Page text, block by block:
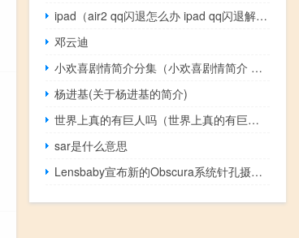
ipad（air2 qq闪退怎么办 ipad qq闪退解决方法）
邓云迪
小欢喜剧情简介分集（小欢喜剧情简介 电视猫）
杨进基(关于杨进基的简介)
世界上真的有巨人吗（世界上真的有巨人吗）
sar是什么意思
Lensbaby宣布新的Obscura系统针孔摄影的现代风格